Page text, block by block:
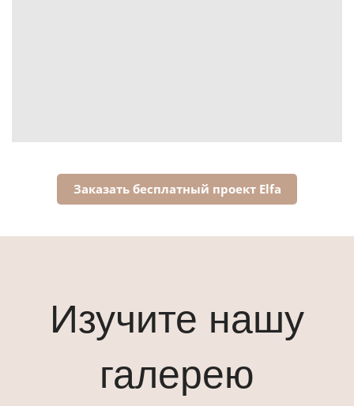
Заказать бесплатный проект Elfa
Изучите нашу
галерею